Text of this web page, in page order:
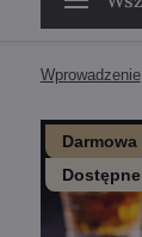
Wprowadzenie
Darmowa